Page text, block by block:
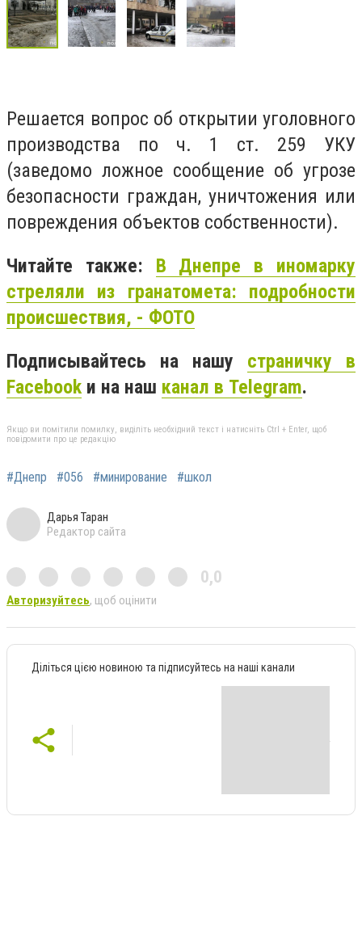
Решается вопрос об открытии уголовного
производства по ч. 1 ст. 259 УКУ
(заведомо ложное сообщение об угрозе
безопасности граждан, уничтожения или
повреждения объектов собственности).
Читайте также: В Днепре в иномарку
стреляли из гранатомета: подробности
происшествия, - ФОТО
Подписывайтесь на нашу страничку в
Facebook и на наш канал в Telegram.
Якщо ви помітили помилку, виділіть необхідний текст і натисніть Ctrl + Enter, щоб
повідомити про це редакцію
#Днепр #056 #минирование #школ
Дарья Таран
Редактор сайта
0,0
Авторизуйтесь, щоб оцінити
Діліться цією новиною та підписуйтесь на наші канали